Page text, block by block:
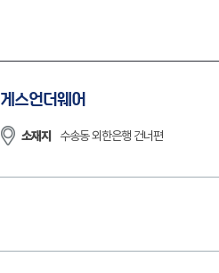
게스언더웨어
소재지 수송동 외한은행 건너편